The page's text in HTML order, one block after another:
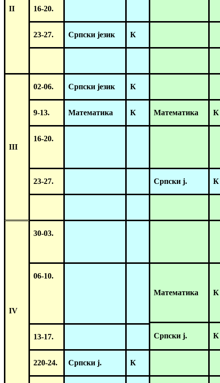
II 16-20.
23-27. Српски језик К
III
02-06. Српски језик К
9-13. Математика К Математика К
16-20.
23-27. Српски ј. К
IV
30-03.
06-10.
Математика
К
13-17. Српски ј. К
220-24. Српски ј. К